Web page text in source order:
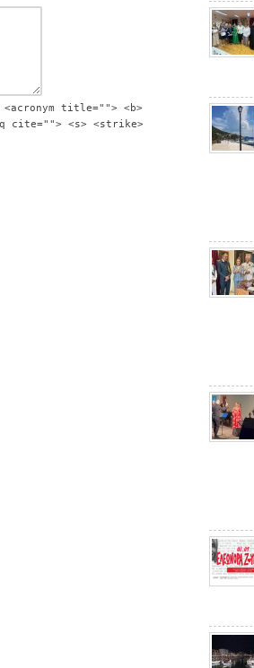
title=""> <b>
cite=""> <s> <strike>